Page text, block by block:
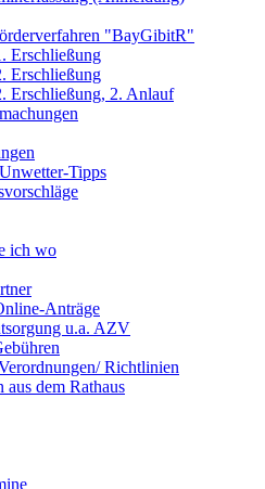
"BayGibitR"
Erschließung
Erschließung
Erschließung, 2. Anlauf
Tipps
ich wo
Anträge
u.a. AZV
Richtlinien
dem Rathaus